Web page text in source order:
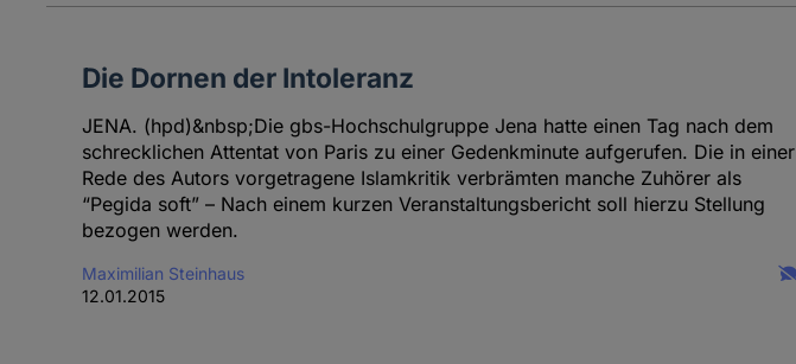
Die Dornen der Intoleranz
JENA. (hpd)&nbsp;Die gbs-Hochschulgruppe Jena hatte einen Tag nach dem
schrecklichen Attentat von Paris zu einer Gedenkminute aufgerufen. Die in einer
Rede des Autors vorgetragene Islamkritik verbrämten manche Zuhörer als
“Pegida soft” – Nach einem kurzen Veranstaltungsbericht soll hierzu Stellung
bezogen werden.
Maximilian Steinhaus
12.01.2015